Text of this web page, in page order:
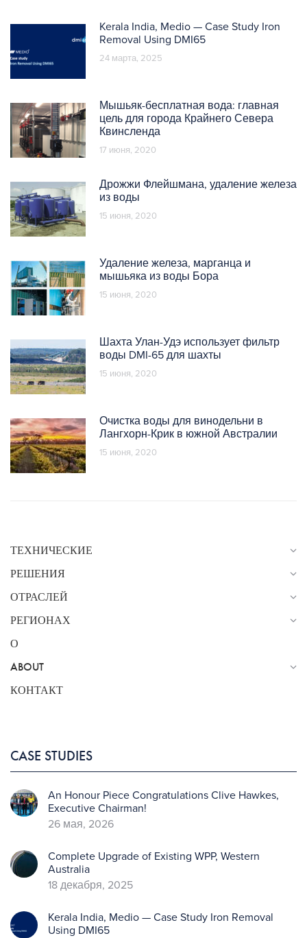
Kerala India, Medio — Case Study Iron
Removal Using DMI65
24 марта, 2025
Мышьяк-бесплатная вода: главная
цель для города Крайнего Севера
Квинсленда
17 июня, 2020
Дрожжи Флейшмана, удаление железа
из воды
15 июня, 2020
Удаление железа, марганца и
мышьяка из воды Бора
15 июня, 2020
Шахта Улан-Удэ использует фильтр
воды DMI-65 для шахты
15 июня, 2020
Очистка воды для винодельни в
Лангхорн-Крик в южной Австралии
15 июня, 2020
ТЕХНИЧЕСКИЕ
РЕШЕНИЯ
ОТРАСЛЕЙ
РЕГИОНАХ
О
ABOUT
КОНТАКТ
CASE STUDIES
An Honour Piece Congratulations Clive Hawkes,
Executive Chairman!
26 мая, 2026
Complete Upgrade of Existing WPP, Western
Australia
18 декабря, 2025
Kerala India, Medio — Case Study Iron Removal
Using DMI65